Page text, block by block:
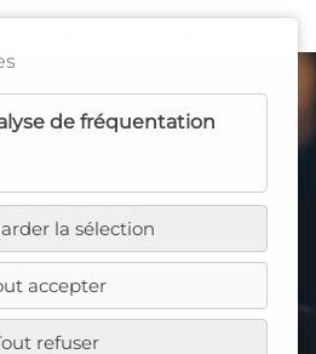
de fréquentation
la sélection
accepter
refuser